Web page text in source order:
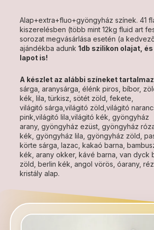
Alap+extra+fluo+gyöngyház színek. 41
kiszerelésben (több mint 12kg fluid art
sorozat megvásárlása esetén (a
ajándékba adunk 1db szilikon olajat, és
lapot is!
A készlet az alábbi színeket
sárga, aranysárga, élénk piros, bíbor,
kék, lila, türkisz, sötét zöld, fekete,
világitó sárga,világitó zöld,világitó
pink,világitó lila,világitó kék, gyöngyház
arany, gyöngyház ezüst, gyöngyház
kék, gyöngyház lila, gyöngyház zöld,
körte sárga, lazac, kakaó barna,
kék, arany okker, kávé barna, van dyck
zöld, berlin kék, angol vörös, óarany,
kristály alap.